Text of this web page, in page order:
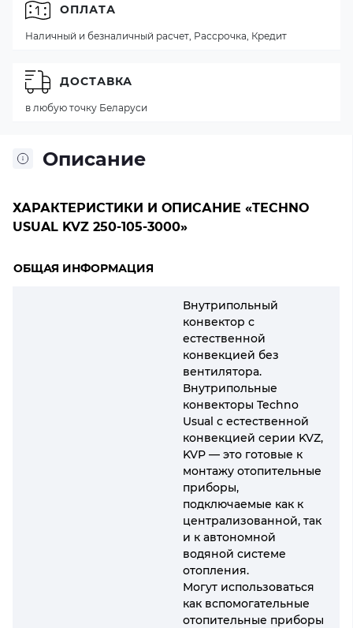
Описание
ХАРАКТЕРИСТИКИ И ОПИСАНИЕ «TECHNO
USUAL KVZ 250-105-3000»
ОБЩАЯ ИНФОРМАЦИЯ
Внутрипольный
конвектор с
естественной
конвекцией без
вентилятора.
Внутрипольные
конвекторы Techno
Usual с естественной
конвекцией серии KVZ,
KVP — это готовые к
монтажу отопительные
приборы,
подключаемые как к
централизованной, так
и к автономной
водяной системе
отопления.
Могут использоваться
как вспомогательные
отопительные приборы
ОПЛАТА
Наличный и безналичный расчет, Рассрочка, Кредит
ДОСТАВКА
в любую точку Беларуси